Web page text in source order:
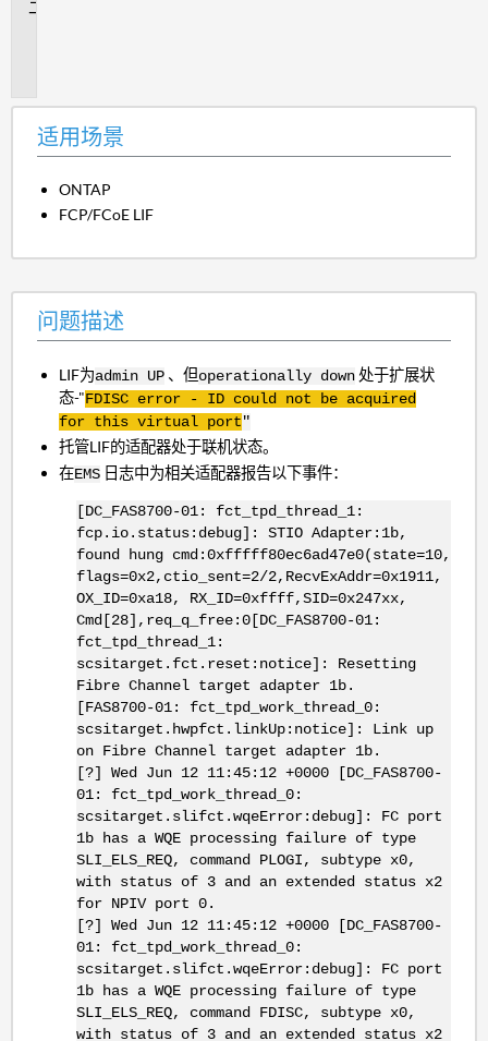
适用场景
ONTAP
FCP/FCoE LIF
问题描述
LIF为admin UP 、但operationally down 处于扩展状
态-"FDISC error - ID could not be acquired
for this virtual port"
托管LIF的适配器处于联机状态。
在EMS 日志中为相关适配器报告以下事件：
[DC_FAS8700-01: fct_tpd_thread_1:
fcp.io.status:debug]: STIO Adapter:1b,
found hung cmd:0xfffff80ec6ad47e0(state=10,
flags=0x2,ctio_sent=2/2,RecvExAddr=0x1911,
OX_ID=0xa18, RX_ID=0xffff,SID=0x247xx,
Cmd[28],req_q_free:0[DC_FAS8700-01:
fct_tpd_thread_1:
scsitarget.fct.reset:notice]: Resetting
Fibre Channel target adapter 1b.
[FAS8700-01: fct_tpd_work_thread_0:
scsitarget.hwpfct.linkUp:notice]: Link up
on Fibre Channel target adapter 1b.
[?] Wed Jun 12 11:45:12 +0000 [DC_FAS8700-
01: fct_tpd_work_thread_0:
scsitarget.slifct.wqeError:debug]: FC port
1b has a WQE processing failure of type
SLI_ELS_REQ, command PLOGI, subtype x0,
with status of 3 and an extended status x2
for NPIV port 0.
[?] Wed Jun 12 11:45:12 +0000 [DC_FAS8700-
01: fct_tpd_work_thread_0:
scsitarget.slifct.wqeError:debug]: FC port
1b has a WQE processing failure of type
SLI_ELS_REQ, command FDISC, subtype x0,
with status of 3 and an extended status x2